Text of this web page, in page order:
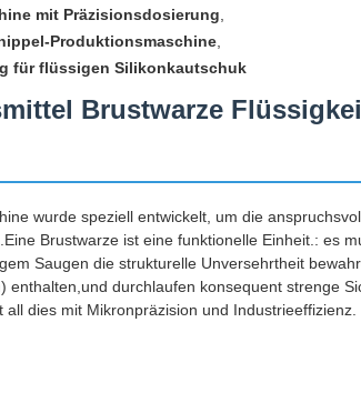
mit Präzisionsdosierung,
Produktionsmaschine,
für flüssigen Silikonkautschuk
Brustwarze
wurde speziell entwickelt, um die
Brustwarze ist eine funktionelle Einheit.: es
Saugen die strukturelle Unversehrtheit
enthalten,und durchlaufen konsequent strenge
dies mit Mikronpräzision und Industrieeffizienz.